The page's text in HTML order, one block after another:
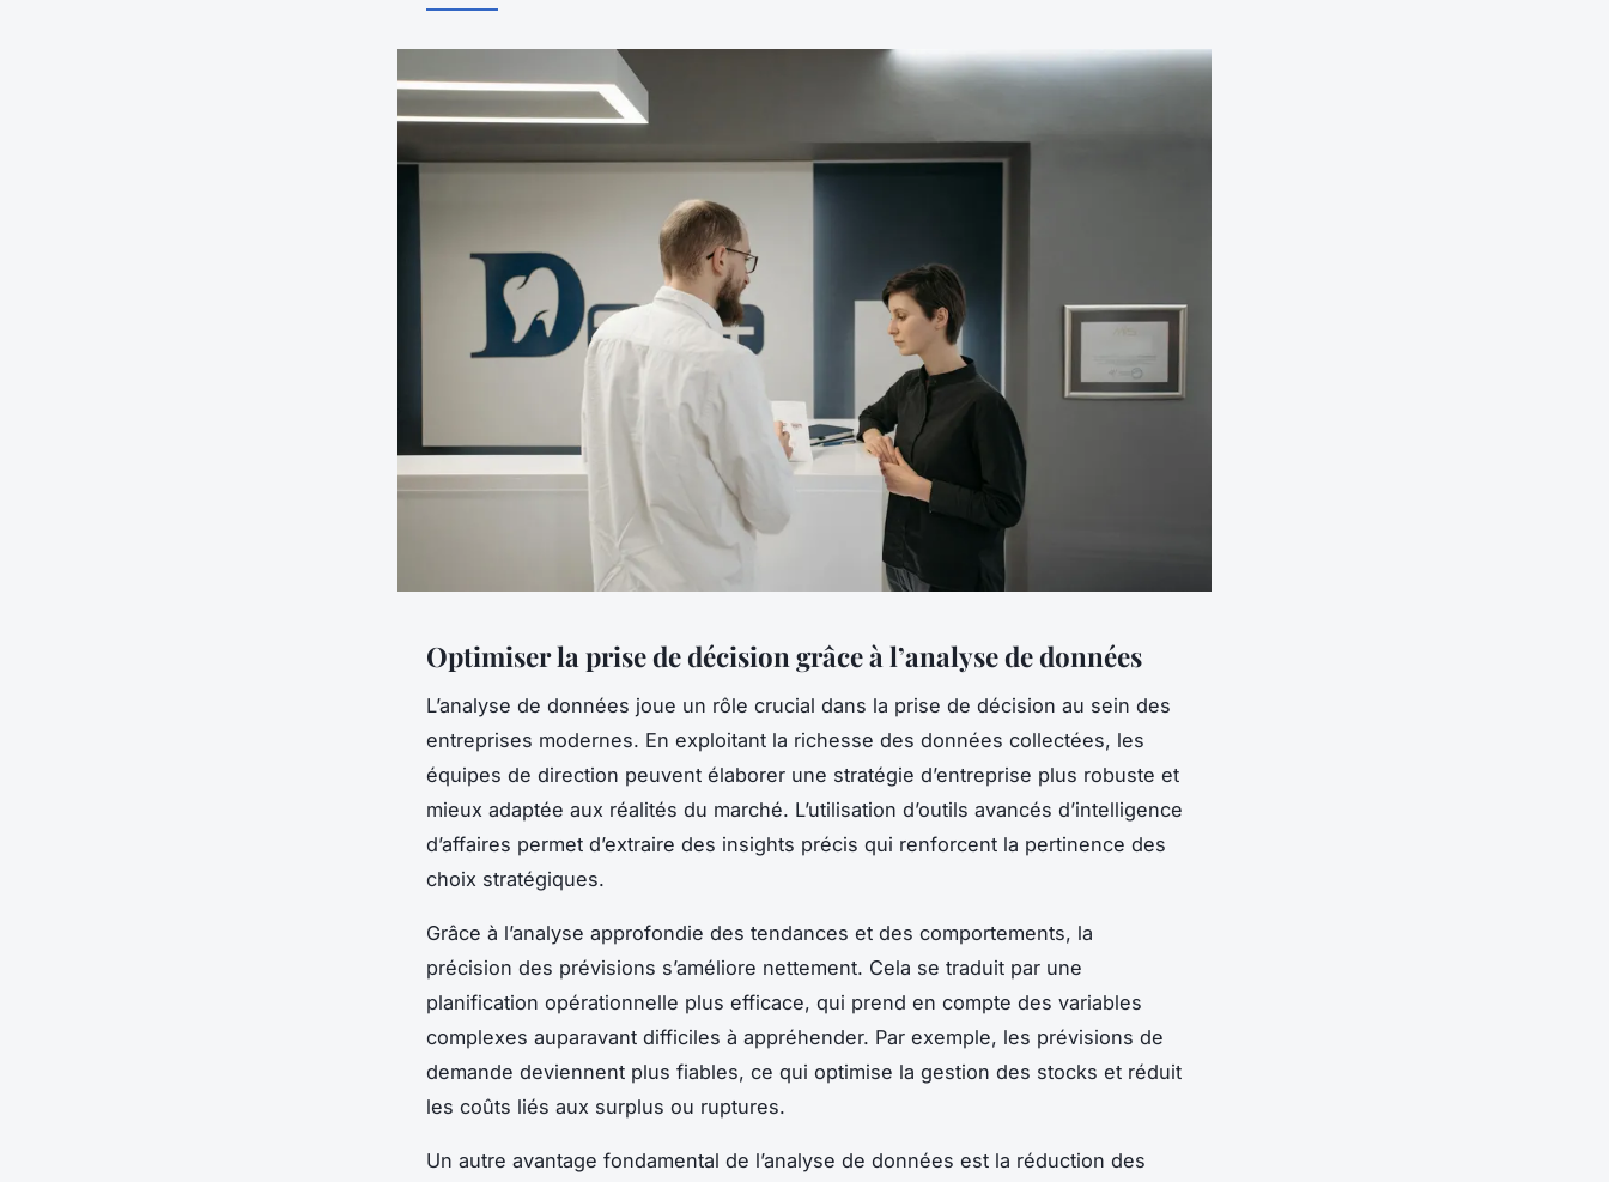
Optimiser la prise de décision grâce à l’analyse de données
L’analyse de données joue un rôle crucial dans la prise de décision au sein des
entreprises modernes. En exploitant la richesse des données collectées, les
équipes de direction peuvent élaborer une stratégie d’entreprise plus robuste et
mieux adaptée aux réalités du marché. L’utilisation d’outils avancés d’intelligence
d’affaires permet d’extraire des insights précis qui renforcent la pertinence des
choix stratégiques.
Grâce à l’analyse approfondie des tendances et des comportements, la
précision des prévisions s’améliore nettement. Cela se traduit par une
planification opérationnelle plus efficace, qui prend en compte des variables
complexes auparavant difficiles à appréhender. Par exemple, les prévisions de
demande deviennent plus fiables, ce qui optimise la gestion des stocks et réduit
les coûts liés aux surplus ou ruptures.
Un autre avantage fondamental de l’analyse de données est la réduction des